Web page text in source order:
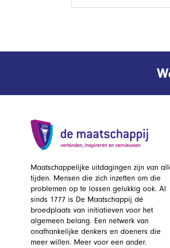
Maatschappelijke uitdagingen zijn van
tijden. Mensen die zich inzetten om die
problemen op te lossen gelukkig ook. Al
sinds 1777 is De Maatschappij dé
broedplaats van initiatieven voor het
algemeen belang. Een netwerk van
onafhankelijke denkers en doeners die
meer willen. Meer voor een ander.